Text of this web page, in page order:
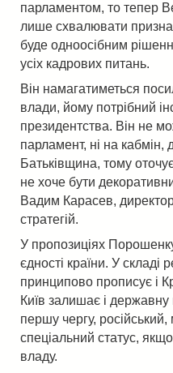
парламентом, то тепер
лише схвалювати
буде одноосібним
усіх кадрових питань.
Він намагатиметься
влади, йому потрібний
президентства. Він не
парламент, ні на кабмін,
Батьківщина, тому
не хоче бути
Вадим Карасев,
стратегій.
У пропозиціях
єдності країни. У складі
принципово прописує і
Київ залишає і державну
першу чергу,
спеціальний статус,
владу.